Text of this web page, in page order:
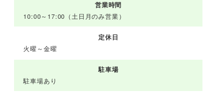
営業時間
10:00～17:00（土日月のみ営業）
定休日
火曜～金曜
駐車場
駐車場あり